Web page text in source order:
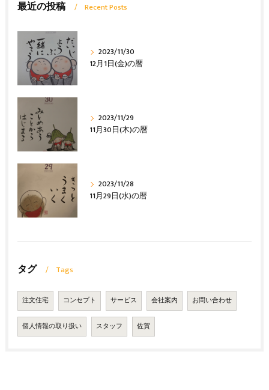
最近の投稿 Recent Posts
2023/11/30
12月1日(金)の暦
2023/11/29
11月30日(木)の暦
2023/11/28
11月29日(水)の暦
タグ Tags
注文住宅 コンセプト サービス 会社案内 お問い合わせ
個人情報の取り扱い スタッフ 佐賀